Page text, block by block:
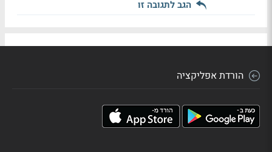
הגב לתגובה זו
הורדת אפליקציה